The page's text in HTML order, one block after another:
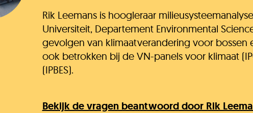
Rik Leemans is hoogleraar
Universiteit, Departement Environmental
gevolgen van klimaatverandering voor bossen
ook betrokken bij de VN-panels voor klimaat
(IPBES).
Bekijk de vragen beantwoord door Rik